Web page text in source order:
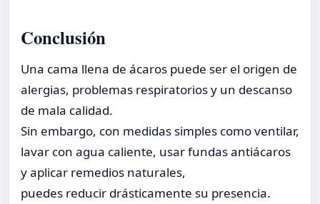
Conclusión
Una cama llena de ácaros puede ser el origen de
alergias, problemas respiratorios y un descanso
de mala calidad.
Sin embargo, con medidas simples como ventilar,
lavar con agua caliente, usar fundas antiácaros
y aplicar remedios naturales,
puedes reducir drásticamente su presencia.